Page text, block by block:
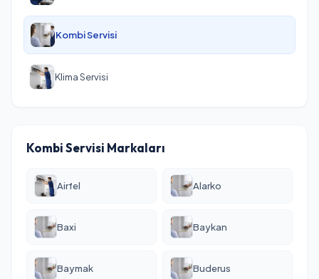
Kombi Servisi
Klima Servisi
Kombi Servisi Markaları
Airfel Alarko
Baxi Baykan
Baymak Buderus